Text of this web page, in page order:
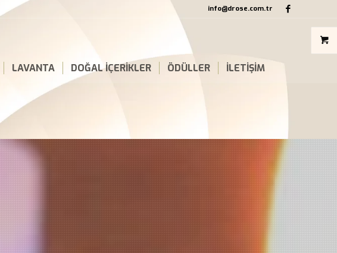
info@drose.com.tr
LAVANTA DOĞAL İÇERİKLER ÖDÜLLER İLETİŞİM